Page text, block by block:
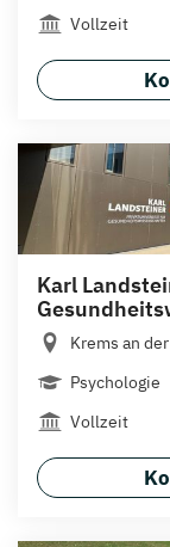
Vollzeit
Karl
Krems an
Psychologie
Vollzeit